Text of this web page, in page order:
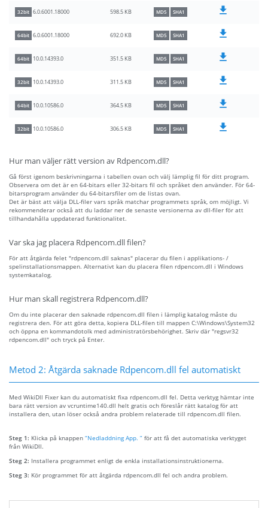
32bit 6.0.6001.18000 598.5 KB MD5 SHA1
64bit 6.0.6001.18000 692.0 KB MD5 SHA1
64bit 10.0.14393.0 351.5 KB MD5 SHA1
32bit 10.0.14393.0 311.5 KB MD5 SHA1
64bit 10.0.10586.0 364.5 KB MD5 SHA1
32bit 10.0.10586.0 306.5 KB MD5 SHA1
Hur man väljer rätt version av Rdpencom.dll?
Gå först igenom beskrivningarna i tabellen ovan och välj lämplig fil för ditt program.
Observera om det är en 64-bitars eller 32-bitars fil och språket den använder. För 64-
bitarsprogram använder du 64-bitarsfiler om de listas ovan.
Det är bäst att välja DLL-filer vars språk matchar programmets språk, om möjligt. Vi
rekommenderar också att du laddar ner de senaste versionerna av dll-filer för att
tillhandahålla uppdaterad funktionalitet.
Var ska jag placera Rdpencom.dll filen?
För att åtgärda felet "rdpencom.dll saknas" placerar du filen i applikations- /
spelinstallationsmappen. Alternativt kan du placera filen rdpencom.dll i Windows
systemkatalog.
Hur man skall registrera Rdpencom.dll?
Om du inte placerar den saknade rdpencom.dll filen i lämplig katalog måste du
registrera den. För att göra detta, kopiera DLL-filen till mappen C:\Windows\System32
och öppna en kommandotolk med administratörsbehörighet. Skriv där "regsvr32
rdpencom.dll" och tryck på Enter.
Metod 2: Åtgärda saknade Rdpencom.dll fel automatiskt
Med WikiDll Fixer kan du automatiskt fixa rdpencom.dll fel. Detta verktyg hämtar inte
bara rätt version av vcruntime140.dll helt gratis och föreslår rätt katalog för att
installera den, utan löser också andra problem relaterade till rdpencom.dll filen.
Steg 1: Klicka på knappen “Nedladdning App. ” för att få det automatiska verktyget
från WikiDll.
Steg 2: Installera programmet enligt de enkla installationsinstruktionerna.
Steg 3: Kör programmet för att åtgärda rdpencom.dll fel och andra problem.